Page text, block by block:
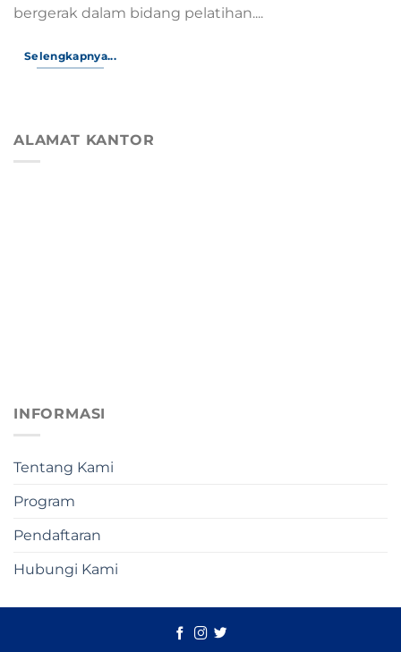
bergerak dalam bidang pelatihan....
Selengkapnya...
ALAMAT KANTOR
INFORMASI
Tentang Kami
Program
Pendaftaran
Hubungi Kami